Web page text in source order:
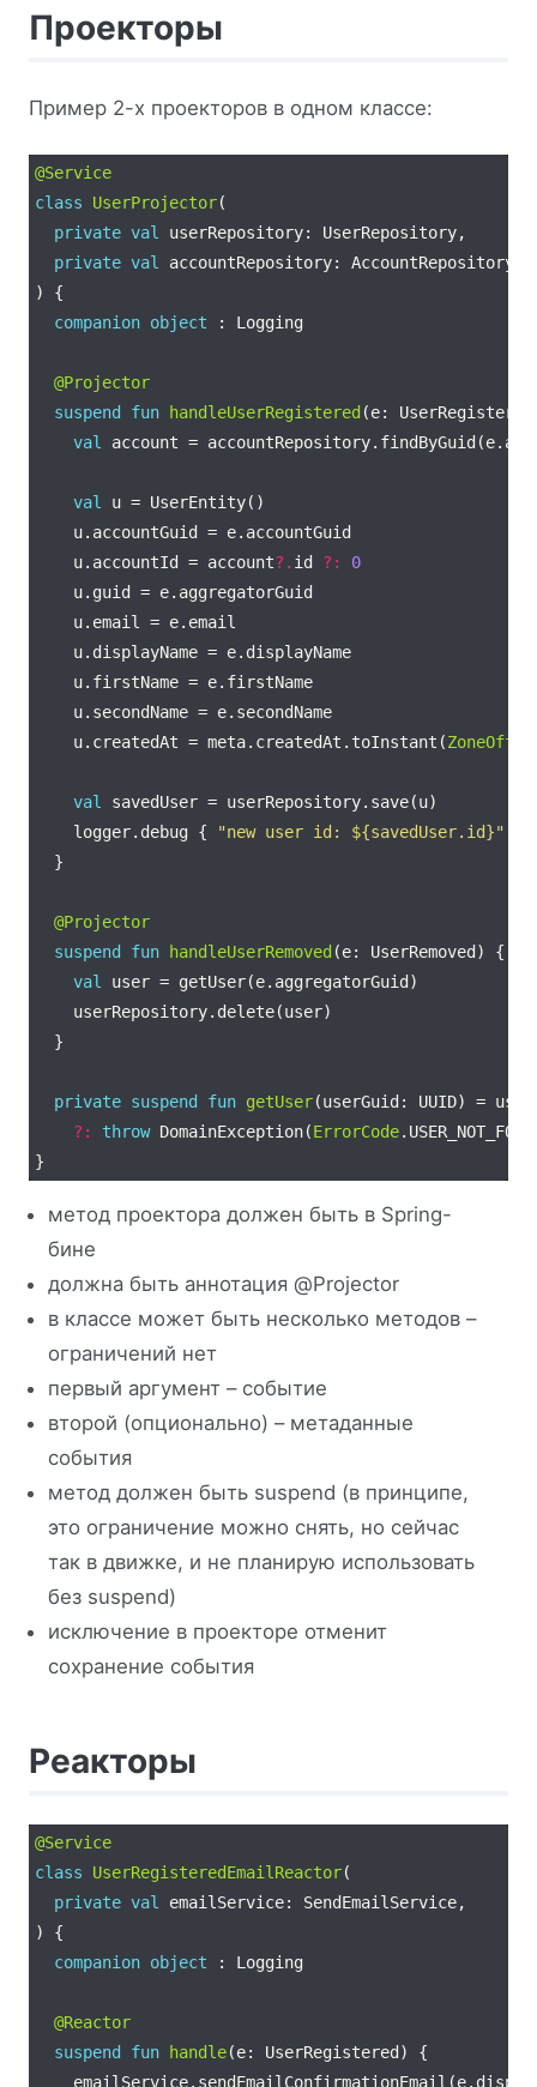
Проекторы
Пример 2-х проекторов в одном классе:
@Service
class
UserProjector
private val
private val
companion object
@Projector
suspend
fun
handleUserRegistered
val
val
    u.accountId = account
?. id ?:
0
    u.createdAt = meta.createdAt.toInstant(
val
    logger.debug {
"new user id: ${savedUser.id}"
@Projector
suspend
fun handleUserRemoved
val
private suspend fun getUser
?:
throw DomainException(ErrorCode
метод проектора должен быть в Spring-
бине
должна быть аннотация @Projector
в классе может быть несколько методов –
ограничений нет
первый аргумент – событие
второй (опционально) – метаданные
события
метод должен быть suspend (в принципе,
это ограничение можно снять, но сейчас
так в движке, и не планирую использовать
без suspend)
исключение в проекторе отменит
сохранение события
Реакторы
@Service
class
UserRegisteredEmailReactor
private val
companion object
@Reactor
suspend
fun handle